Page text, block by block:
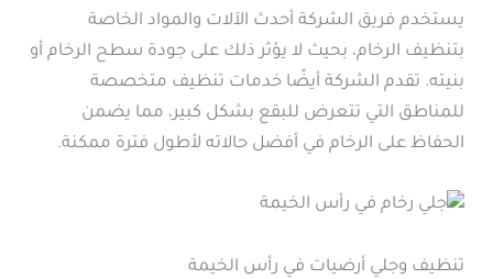
يستخدم فريق الشركة أحدث الآلات والمواد الخاصة
بتنظيف الرخام، بحيث لا يؤثر ذلك على جودة سطح الرخام أو
بنيته. تقدم الشركة أيضًا خدمات تنظيف متخصصة
للمناطق التي تتعرض للبقع بشكل كبير، مما يضمن
الحفاظ على الرخام في أفضل حالاته لأطول فترة ممكنة.
تنظيف وجلي أرضيات في رأس الخيمة